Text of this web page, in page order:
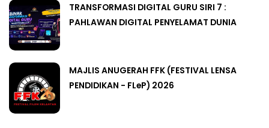
TRANSFORMASI DIGITAL GURU SIRI 7 :
PAHLAWAN DIGITAL PENYELAMAT DUNIA
MAJLIS ANUGERAH FFK (FESTIVAL LENSA
PENDIDIKAN - FLeP) 2026